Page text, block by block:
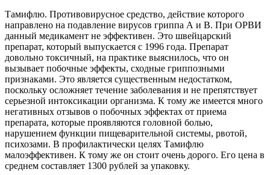
Тамифлю. Противовирусное средство, действие которого
направлено на подавление вирусов гриппа А и В. При ОРВИ
данный медикамент не эффективен. Это швейцарский
препарат, который выпускается с 1996 года. Препарат
довольно токсичный, на практике выяснилось, что он
вызывает побочные эффекты, сходные гриппозными
признаками. Это является существенным недостатком,
поскольку осложняет течение заболевания и не препятствует
серьезной интоксикации организма. К тому же имеется много
негативных отзывов о побочных эффектах от приема
препарата, которые проявляются головной болью,
нарушением функции пищеварительной системы, рвотой,
психозами. В профилактически целях Тамифлю
малоэффективен. К тому же он стоит очень дорого. Его цена в
среднем составляет 1300 рублей за упаковку.